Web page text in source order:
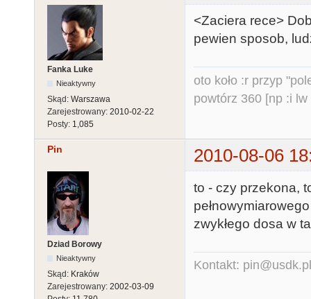
Fanka Luke
Nieaktywny
Skąd: Warszawa
Zarejestrowany: 2010-02-22
Posty: 1,085
<Zaciera rece>
pewien sposob,
oto koło :r przyp
powtórz 360 [np :i lw
Pin 2010-08-06
Dziad Borowy
Nieaktywny
Skąd: Kraków
Zarejestrowany: 2002-03-09
to - czy przekona,
zwykłego dosa w
Kontakt: pin@usdk.pl